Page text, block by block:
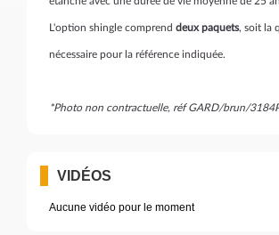
L'option shingle comprend deux paquets, soit la
nécessaire pour la référence indiquée.
*Photo non contractuelle, réf GARD/brun/
VIDÉOS
Aucune vidéo pour le moment